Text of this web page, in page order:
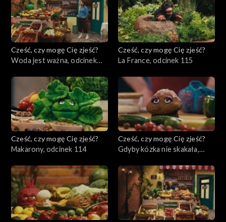
Cześć, czy mogę Cię zjeść?
Woda jest ważna, odcinek
Cześć, czy mogę Cię zjeść?
La France, odcinek 115
Cześć, czy mogę Cię zjeść?
Makarony, odcinek 114
Cześć, czy mogę Cię zjeść?
Gdyby kózka nie skakała,